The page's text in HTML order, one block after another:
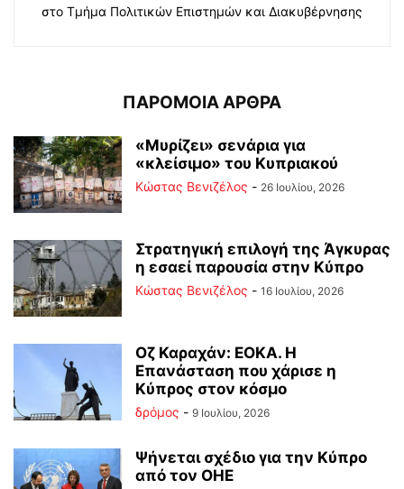
στο Τμήμα Πολιτικών Επιστημών και Διακυβέρνησης
ΠΑΡΟΜΟΙΑ ΑΡΘΡΑ
«Μυρίζει» σενάρια για
«κλείσιμο» του Κυπριακού
Κώστας Βενιζέλος - 26 Ιουλίου, 2026
Στρατηγική επιλογή της Άγκυρας
η εσαεί παρουσία στην Κύπρο
Κώστας Βενιζέλος - 16 Ιουλίου, 2026
Οζ Καραχάν: ΕΟΚΑ. Η
Επανάσταση που χάρισε η
Κύπρος στον κόσμο
δρόμος - 9 Ιουλίου, 2026
Ψήνεται σχέδιο για την Κύπρο
από τον ΟΗΕ